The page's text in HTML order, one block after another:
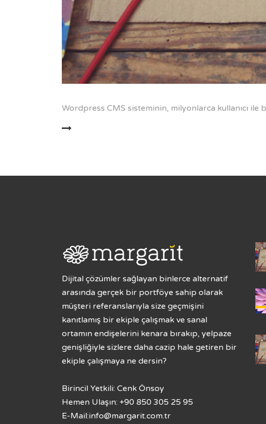
Wordpress CMS sisteminin, milyonlarca kullanıcı
Dijital çözümler sağlayan binlerce alternatif
arasında gerçek bir portföye sahip olarak
müşteri referanslarıyla size geçmişini
kanıtlamış bir ekiple çalışmak ve sanal
ortamın endişelerini kenara bırakıp, yelpaze
genişliğiyle sizlere daha cazip hale getiren bir
ekiple çalışmaya ne dersin?
Birincil Yetkili: Cenk Önsoy
Hemen Ulaşın: +90 850 305 25 95
E-Mail:info@margarit.com.tr